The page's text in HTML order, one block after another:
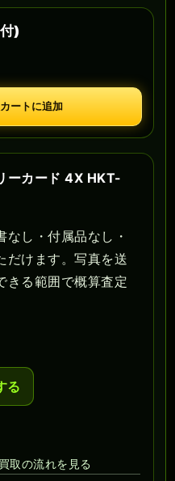
)
ートに追加
ーカード 4X HKT-
し・付属品なし・
だけます。写真を送
きる範囲で概算査定
る
買取の流れを見る